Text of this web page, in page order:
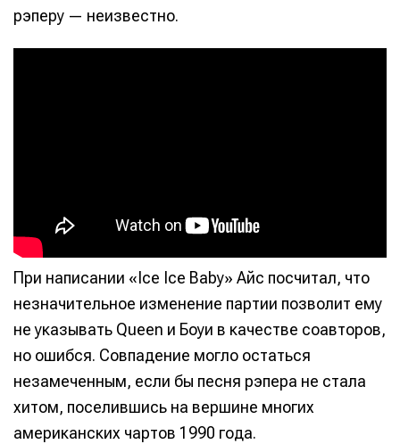
рэперу — неизвестно.
При написании «Ice Ice Baby» Айс посчитал, что
незначительное изменение партии позволит ему
не указывать Queen и Боуи в качестве соавторов,
но ошибся. Совпадение могло остаться
незамеченным, если бы песня рэпера не стала
хитом, поселившись на вершине многих
американских чартов 1990 года.